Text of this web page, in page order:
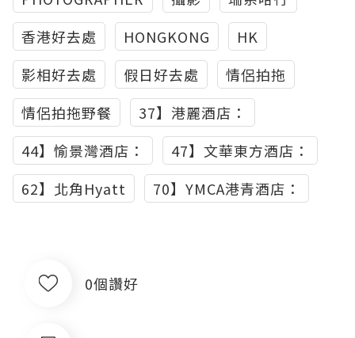
香港好去處
HONGKONG​​​​​​​​
HK​​​​​​​​
影相好去處
假日好去處
情侶拍拖
情侶拍拖野餐
37】港麗酒店：
44】愉景灣酒店：
47】文華東方酒店：
62】北角Hyatt
70】YMCA港青酒店：
0個讚好